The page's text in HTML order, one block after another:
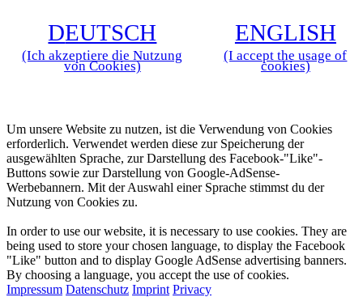
DEUTSCH
(Ich akzeptiere die Nutzung
von Cookies)
ENGLISH
(I accept the usage of
cookies)
Um unsere Website zu nutzen, ist die Verwendung von Cookies
erforderlich. Verwendet werden diese zur Speicherung der
ausgewählten Sprache, zur Darstellung des Facebook-"Like"-
Buttons sowie zur Darstellung von Google-AdSense-
Werbebannern. Mit der Auswahl einer Sprache stimmst du der
Nutzung von Cookies zu.
In order to use our website, it is necessary to use cookies. They are
being used to store your chosen language, to display the Facebook
"Like" button and to display Google AdSense advertising banners.
By choosing a language, you accept the use of cookies.
Impressum Datenschutz Imprint Privacy